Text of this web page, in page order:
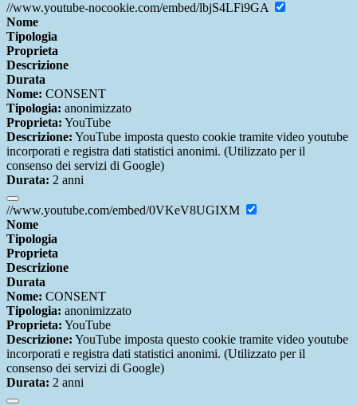
//www.youtube-nocookie.com/embed/lbjS4LFi9GA
Nome
Tipologia
Proprieta
Descrizione
Durata
Nome: CONSENT
Tipologia: anonimizzato
Proprieta: YouTube
Descrizione: YouTube imposta questo cookie tramite video youtube
incorporati e registra dati statistici anonimi. (Utilizzato per il
consenso dei servizi di Google)
Durata: 2 anni
//www.youtube.com/embed/0VKeV8UGIXM
Nome
Tipologia
Proprieta
Descrizione
Durata
Nome: CONSENT
Tipologia: anonimizzato
Proprieta: YouTube
Descrizione: YouTube imposta questo cookie tramite video youtube
incorporati e registra dati statistici anonimi. (Utilizzato per il
consenso dei servizi di Google)
Durata: 2 anni